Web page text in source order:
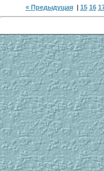
« Предыдущая| 15 16